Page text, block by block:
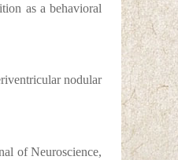
as a behavioral
nodular
of Neuroscience,